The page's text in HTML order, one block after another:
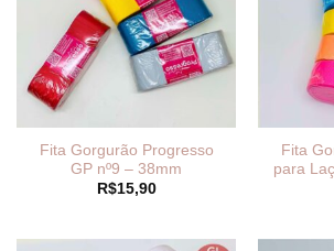
Fita Gorgurão Progresso
GP nº9 – 38mm
R$15,90
Fita
para